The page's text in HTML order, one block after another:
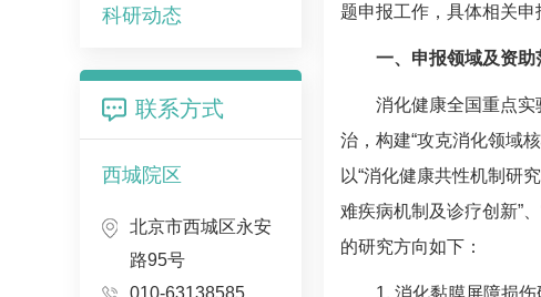
科研动态
联系方式
西城院区
北京市西城区永安
路95号
010-63138585
题申报工作，具体相关申
一、申报领域及资助
消化健康全国重点
治，构建“攻克消化领域
以“消化健康共性机制研
难疾病机制及诊疗创新”
的研究方向如下：
1. 消化黏膜屏障损伤